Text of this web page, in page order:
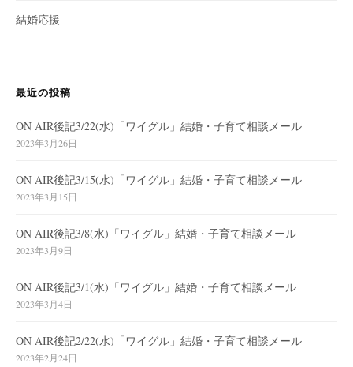
結婚応援
最近の投稿
ON AIR後記3/22(水)「ワイグル」結婚・子育て相談メール
2023年3月26日
ON AIR後記3/15(水)「ワイグル」結婚・子育て相談メール
2023年3月15日
ON AIR後記3/8(水)「ワイグル」結婚・子育て相談メール
2023年3月9日
ON AIR後記3/1(水)「ワイグル」結婚・子育て相談メール
2023年3月4日
ON AIR後記2/22(水)「ワイグル」結婚・子育て相談メール
2023年2月24日